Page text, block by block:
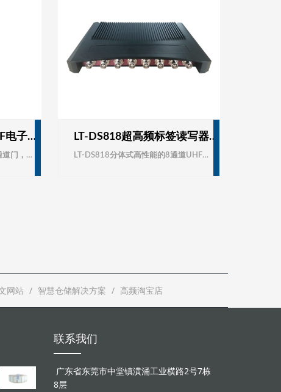
商场超市门禁管理UHF电子标签通道门
灵天智能科技型号LT-DS902通道门，是一款高性能的UHF电子标签通道设备，支持UHF EPC GEN2(ISO18000-6C）格式电子标签的快速防冲突解析和读写处理。标准RS232/485串行通讯和网络接口可直接接驳主机，控制器及其它相关设备，是开放式，大流量门禁考勤，会议签到，物流仓储管理及过程控制的理想选择。
LT-DS818超高频标签读写器/RFID八通道RFID读写器/人员考勤系统/远距离多标签阅读器识别设备
​LT-DS818分体式高性能的8通道UHF超高频电子标签读写器，完全自主知识产权设计，结合专有的高效信号处理算法，在保持高识读率的同时，实现对电子标签的快速读写处理，可广泛应用物流、门禁系统、防伪系统及生产过程控制等多种无线射频识别（RFID）系统。 特点l 完全自主知识产权设计；l 工作频率840～960MHz（可以按不同国家或地区要求调整）；l&n
网站 智慧仓储解决方案 高频淘宝店
联系我们
广东省东莞市中堂镇潢涌工业横路2号7栋
8层